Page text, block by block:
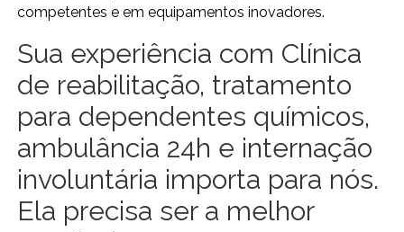
competentes e em equipamentos inovadores.
Sua experiência com Clínica
de reabilitação, tratamento
para dependentes químicos,
ambulância 24h e internação
involuntária importa para nós.
Ela precisa ser a melhor